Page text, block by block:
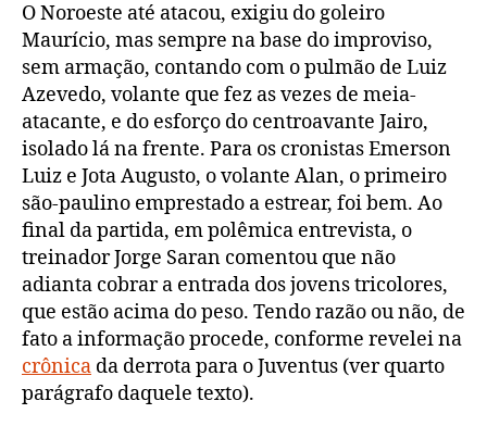
O Noroeste até atacou, exigiu do goleiro
Maurício, mas sempre na base do improviso,
sem armação, contando com o pulmão de Luiz
Azevedo, volante que fez as vezes de meia-
atacante, e do esforço do centroavante Jairo,
isolado lá na frente. Para os cronistas Emerson
Luiz e Jota Augusto, o volante Alan, o primeiro
são-paulino emprestado a estrear, foi bem. Ao
final da partida, em polêmica entrevista, o
treinador Jorge Saran comentou que não
adianta cobrar a entrada dos jovens tricolores,
que estão acima do peso. Tendo razão ou não, de
fato a informação procede, conforme revelei na
crônica da derrota para o Juventus (ver quarto
parágrafo daquele texto).